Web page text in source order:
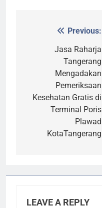
navigation
Previous:
Jasa Raharja
Tangerang
Mengadakan
Pemeriksaan
Kesehatan Gratis di
Terminal Poris
Plawad
KotaTangerang
LEAVE A REPLY